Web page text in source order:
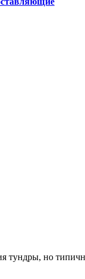
тундры, но